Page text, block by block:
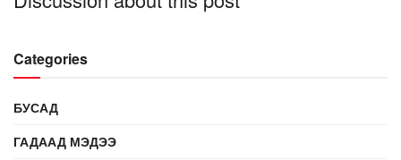
Categories
БУСАД
ГАДААД МЭДЭЭ